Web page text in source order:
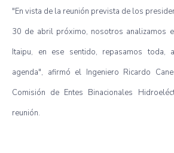
"En vista de la reunión prevista de los
30 de abril próximo, nosotros analizamos
Itaipu, en ese sentido, repasamos toda,
agenda", afirmó el Ingeniero Ricardo
Comisión de Entes Binacionales
reunión.